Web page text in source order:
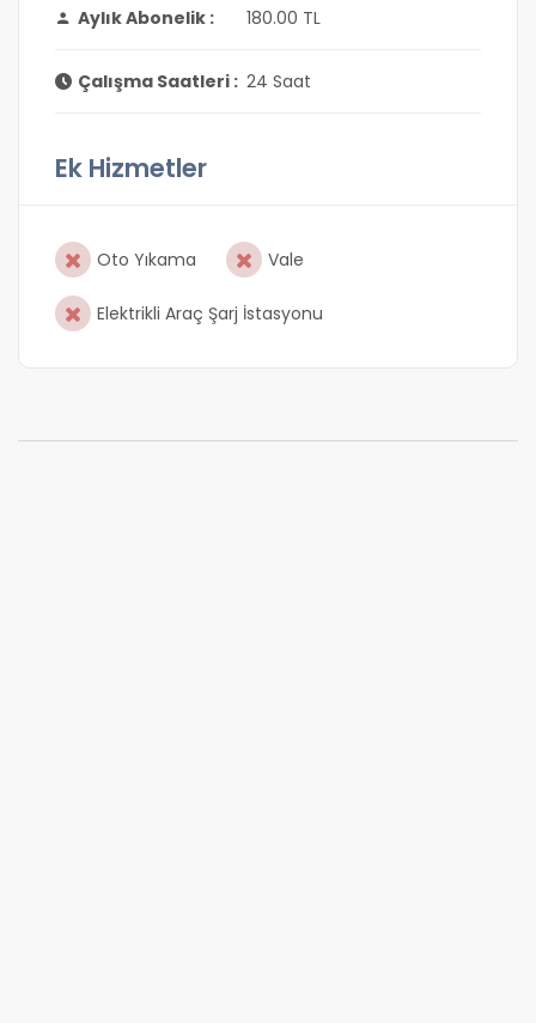
Aylık Abonelik : 180.00 TL
Çalışma Saatleri : 24 Saat
Ek Hizmetler
Oto Yıkama Vale
Elektrikli Araç Şarj İstasyonu